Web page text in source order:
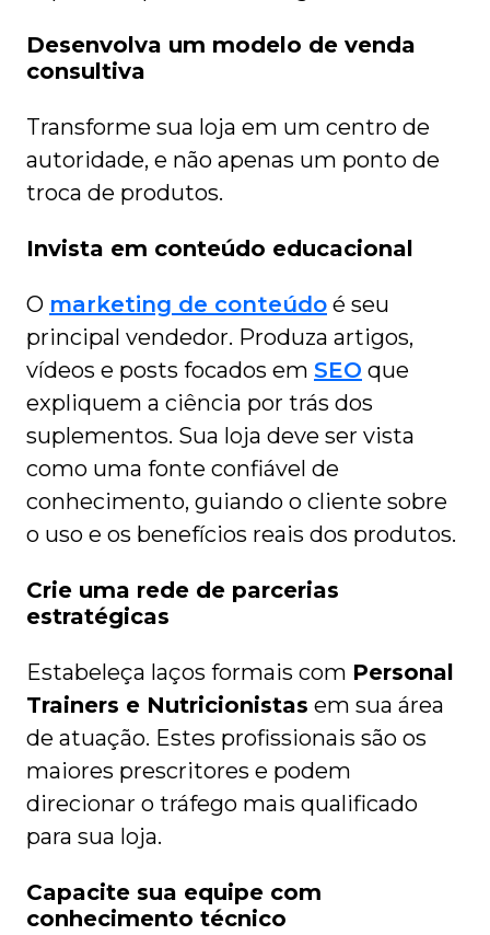
Desenvolva um modelo de venda
consultiva
Transforme sua loja em um centro de
autoridade, e não apenas um ponto de
troca de produtos.
Invista em conteúdo educacional
O marketing de conteúdo é seu
principal vendedor. Produza artigos,
vídeos e posts focados em SEO que
expliquem a ciência por trás dos
suplementos. Sua loja deve ser vista
como uma fonte confiável de
conhecimento, guiando o cliente sobre
o uso e os benefícios reais dos produtos.
Crie uma rede de parcerias
estratégicas
Estabeleça laços formais com Personal
Trainers e Nutricionistas em sua área
de atuação. Estes profissionais são os
maiores prescritores e podem
direcionar o tráfego mais qualificado
para sua loja.
Capacite sua equipe com
conhecimento técnico